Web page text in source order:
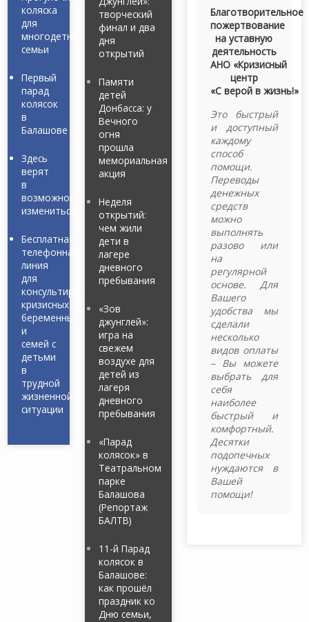
коляска
для
многодетной
семьи
Первый
парад
колясок
в
Балашове
Здесь
верят
в
возможность
измениться
Бесплатная
телефонная
линия
для
консультирования
кризисных
беременных
и
семей с
детьми
в
трудной
жизненной
ситуации
творческий
финал и два
дня
открытий
Памяти
детей
Донбасса: у
Вечного
огня
прошла
мемориальная
акция
Неделя
открытий:
чем жили
дети в
лагере
дневного
пребывания
«Зов
джунглей»:
игра на
свежем
воздухе для
детей из
лагеря
дневного
пребывания
«Парад
колясок» в
Театральном
парке
Балашова
(Репортаж
БАЛТВ)
11-й Парад
колясок в
Балашове:
как прошёл
праздник ко
Дню семьи,
Благотворительное
пожертвование
на уставную
деятельность
АНО «Кризисный
центр
«С верой в жизнь!»
Это быстрый
и доступный
каждому
способ
помощи.
Переводы
денежных
средств
можно
выполнять
разово или
на
регулярной
основе. Для
Вашего
удобства мы
сделали
несколько
видов оплаты
– Вы можете
выбрать для
себя
наиболее
быстрый и
комфортный.
Десятки
подопечных
нуждаются в
Вашей
помощи!